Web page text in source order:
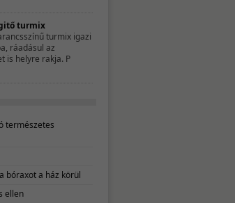
turmix
turmix igazi
ráadásul az
is helyre rakja. P
természetes
bóraxot a ház körül
ellen